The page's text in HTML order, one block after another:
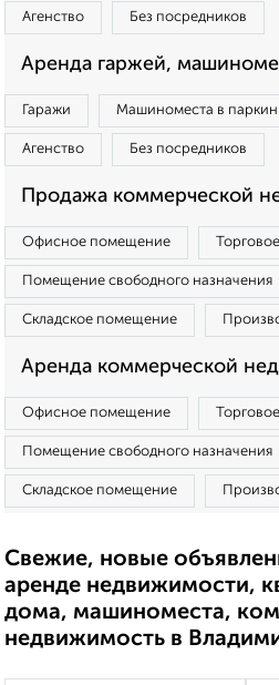
Агенство Без посредников
Аренда гаржей,
Гаражи Машиноместа в
Агенство Без посредников
Продажа коммерческой
Офисное помещение
Помещение свободного назначения
Складское помещение
Аренда коммерческой
Офисное помещение
Помещение свободного назначения
Складское помещение
Свежие, новые
аренде недвижимости,
дома, машиноместа,
недвижимость в